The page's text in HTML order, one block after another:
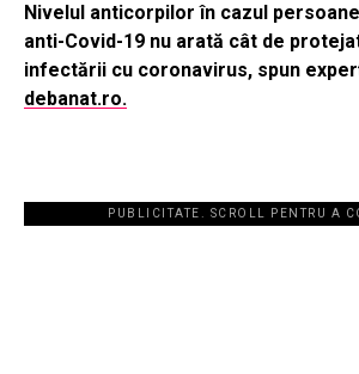
Nivelul anticorpilor în cazul
anti-Covid-19 nu arată cât de
infectării cu coronavirus, spun
debanat.ro.
PUBLICITATE. SCROLL PENTRU A